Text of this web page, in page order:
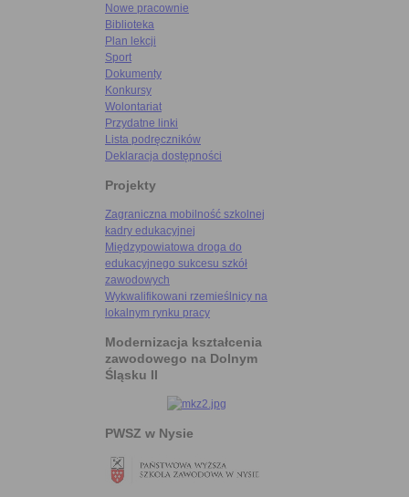
Nowe pracownie
Biblioteka
Plan lekcji
Sport
Dokumenty
Konkursy
Wolontariat
Przydatne linki
Lista podręczników
Deklaracja dostępności
Projekty
Zagraniczna mobilność szkolnej
kadry edukacyjnej
Międzypowiatowa droga do
edukacyjnego sukcesu szkół
zawodowych
Wykwalifikowani rzemieślnicy na
lokalnym rynku pracy
Modernizacja kształcenia
zawodowego na Dolnym
Śląsku II
PWSZ w Nysie